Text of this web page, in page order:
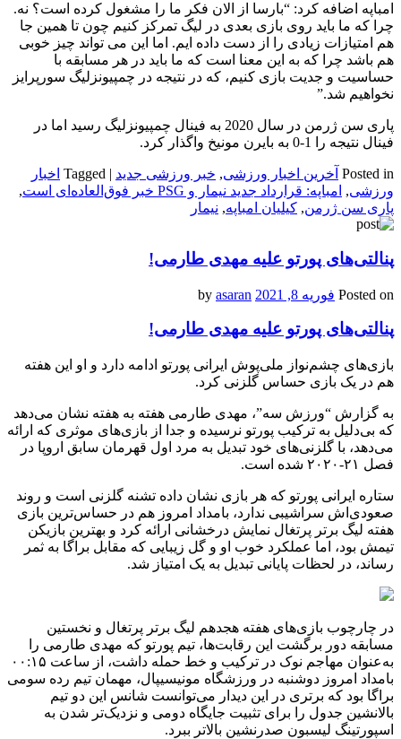
امباپه اضافه کرد: “بارسا از الان فکر ما را مشغول کرده است؟ نه.
چرا که ما باید روی بازی بعدی در لیگ تمرکز کنیم چون تا همین جا
هم امتیازات زیادی را از دست داده ایم. اما این می تواند چیز خوبی
هم باشد چرا که به این معنا است که ما باید در هر مسابقه با
حساسیت و جدیت بازی کنیم، که در نتیجه در چمپیونزلیگ سورپرایز
نخواهیم شد.”
پاری سن ژرمن در سال 2020 به فینال چمپیونزلیگ رسید اما در
فینال نتیجه را 1-0 به بایرن مونیخ واگذار کرد.
Posted in آخرین اخبار ورزشی, خبر ورزشی جدید |
Tagged اخبار
ورزشی, امباپه: قرارداد جدید نیمار و PSG خبر فوق‌العاده‌ای است
,
پاری سن ژرمن, کیلیان امباپه, نیمار
پنالتی‌های پورتو علیه مهدی طارمی!
Posted on فوریه 8, 2021 asaran
پنالتی‌های پورتو علیه مهدی طارمی!
بازی‌های چشم‌نواز ملی‌پوش ایرانی پورتو ادامه دارد و او این هفته
هم در یک بازی حساس گلزنی کرد.
به گزارش “ورزش سه”، مهدی طارمی هفته به هفته نشان می‌دهد
که بی‌دلیل به ترکیب پورتو نرسیده و جدا از بازی‌های موثری که ارائه
می‌دهد، با گلزنی‌های خود تبدیل به مرد اول قهرمان سابق اروپا در
فصل ۲۱-۲۰۲۰ شده است.
ستاره ایرانی پورتو که هر بازی نشان داده تشنه گلزنی است و روند
صعودی‌اش سراشیبی ندارد، بامداد امروز هم در حساس‌ترین بازی
هفته لیگ برتر پرتغال نمایش درخشانی ارائه کرد و بهترین بازیکن
تیمش بود، اما عملکرد خوب او و گل زیبایی که مقابل براگا به ثمر
رساند، در لحظات پایانی تبدیل به یک امتیاز شد.
در چارچوب بازی‌های هفته هجدهم لیگ برتر پرتغال و نخستین
مسابقه دور برگشت این رقابت‌ها، تیم پورتو که مهدی طارمی را
به‌عنوان مهاجم نوک در ترکیب و خط حمله داشت، از ساعت ۰۰:۱۵
بامداد امروز دوشنبه در ورزشگاه مونیسیپال، مهمان تیم رده سومی
براگا بود که برتری در این دیدار می‌توانست شانس این دو تیم
بالانشین جدول را برای تثبیت جایگاه دومی و نزدیک‌تر شدن به
اسپورتینگ لیسبون صدرنشین بالاتر ببرد.